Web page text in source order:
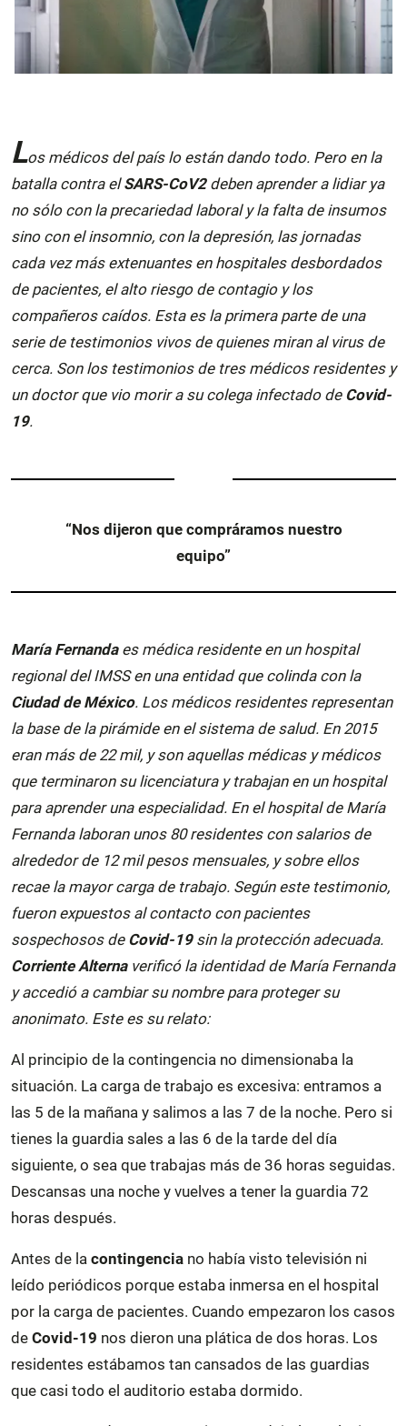
Los médicos del país lo están dando todo. Pero en la
batalla contra elSARS-CoV2deben aprender a lidiar ya
no sólo con la precariedad laboral y la falta de insumos
sino con el insomnio, con la depresión, las jornadas
cada vez más extenuantes en hospitales desbordados
de pacientes, el alto riesgo de contagio y los
compañeros caídos. Esta es la primera parte de una
serie de testimonios vivos de quienes miran al virus de
cerca. Son los testimonios de tres médicos residentes y
un doctor que vio morir a su colega infectado de Covid-
19.
“Nos dijeron que compráramos nuestro
equipo”
María Fernandaes médica residente en un hospital
regional del IMSS en una entidad que colinda con la
Ciudad de México. Los médicos residentes representan
la base de la pirámide en el sistema de salud. En 2015
eran más de 22 mil, y son aquellas médicas y médicos
que terminaron su licenciatura y trabajan en un hospital
para aprender una especialidad. En el hospital de María
Fernanda laboran unos 80 residentes con salarios de
alrededor de 12 mil pesos mensuales, y sobre ellos
recae la mayor carga de trabajo. Según este testimonio,
fueron expuestos al contacto con pacientes
sospechosos de Covid-19sin la protección adecuada.
Corriente Alternaverificó la identidad de María Fernanda
y accedió a cambiar su nombre para proteger su
anonimato. Este es su relato:
Al principio de la contingencia no dimensionaba la
situación. La carga de trabajo es excesiva: entramos a
las 5 de la mañana y salimos a las 7 de la noche. Pero si
tienes la guardia sales a las 6 de la tarde del día
siguiente, o sea que trabajas más de 36 horas seguidas.
Descansas una noche y vuelves a tener la guardia 72
horas después.
Antes de la contingencia no había visto televisión ni
leído periódicos porque estaba inmersa en el hospital
por la carga de pacientes. Cuando empezaron los casos
de Covid-19 nos dieron una plática de dos horas. Los
residentes estábamos tan cansados de las guardias
que casi todo el auditorio estaba dormido.